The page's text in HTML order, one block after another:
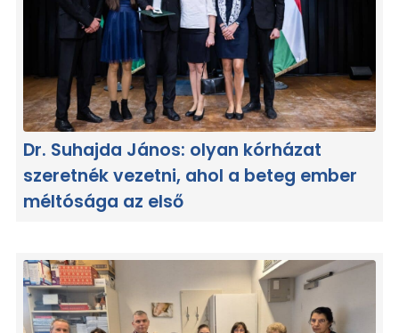
Dr. Suhajda János: olyan kórházat
szeretnék vezetni, ahol a beteg ember
méltósága az első